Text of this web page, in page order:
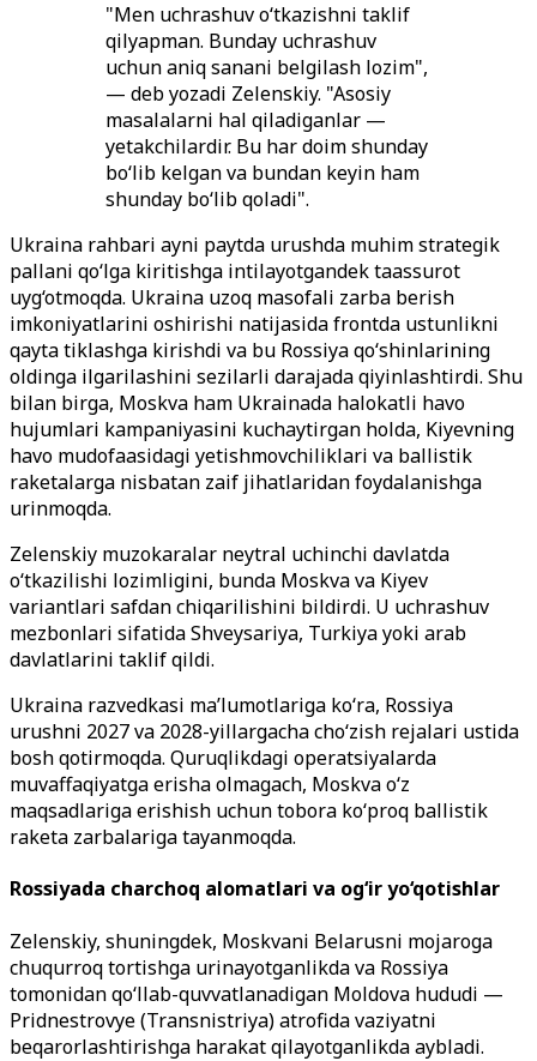
"Men uchrashuv o‘tkazishni taklif
qilyapman. Bunday uchrashuv
uchun aniq sanani belgilash lozim",
— deb yozadi Zelenskiy. "Asosiy
masalalarni hal qiladiganlar —
yetakchilardir. Bu har doim shunday
bo‘lib kelgan va bundan keyin ham
shunday bo‘lib qoladi".
Ukraina rahbari ayni paytda urushda muhim strategik
pallani qo‘lga kiritishga intilayotgandek taassurot
uyg‘otmoqda. Ukraina uzoq masofali zarba berish
imkoniyatlarini oshirishi natijasida frontda ustunlikni
qayta tiklashga kirishdi va bu Rossiya qo‘shinlarining
oldinga ilgarilashini sezilarli darajada qiyinlashtirdi. Shu
bilan birga, Moskva ham Ukrainada halokatli havo
hujumlari kampaniyasini kuchaytirgan holda, Kiyevning
havo mudofaasidagi yetishmovchiliklari va ballistik
raketalarga nisbatan zaif jihatlaridan foydalanishga
urinmoqda.
Zelenskiy muzokaralar neytral uchinchi davlatda
o‘tkazilishi lozimligini, bunda Moskva va Kiyev
variantlari safdan chiqarilishini bildirdi. U uchrashuv
mezbonlari sifatida Shveysariya, Turkiya yoki arab
davlatlarini taklif qildi.
Ukraina razvedkasi ma’lumotlariga ko‘ra, Rossiya
urushni 2027 va 2028-yillargacha cho‘zish rejalari ustida
bosh qotirmoqda. Quruqlikdagi operatsiyalarda
muvaffaqiyatga erisha olmagach, Moskva o‘z
maqsadlariga erishish uchun tobora ko‘proq ballistik
raketa zarbalariga tayanmoqda.
Rossiyada charchoq alomatlari va og‘ir yo‘qotishlar
Zelenskiy, shuningdek, Moskvani Belarusni mojaroga
chuqurroq tortishga urinayotganlikda va Rossiya
tomonidan qo‘llab-quvvatlanadigan Moldova hududi —
Pridnestrovye (Transnistriya) atrofida vaziyatni
beqarorlashtirishga harakat qilayotganlikda aybladi.